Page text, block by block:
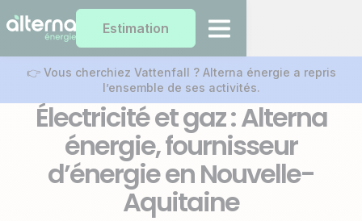
Estimation
👉 Vous cherchiez Vattenfall ? Alterna énergie a repris
l’ensemble de ses activités.
Électricité et gaz : Alterna
énergie, fournisseur
d’énergie en Nouvelle-
Aquitaine